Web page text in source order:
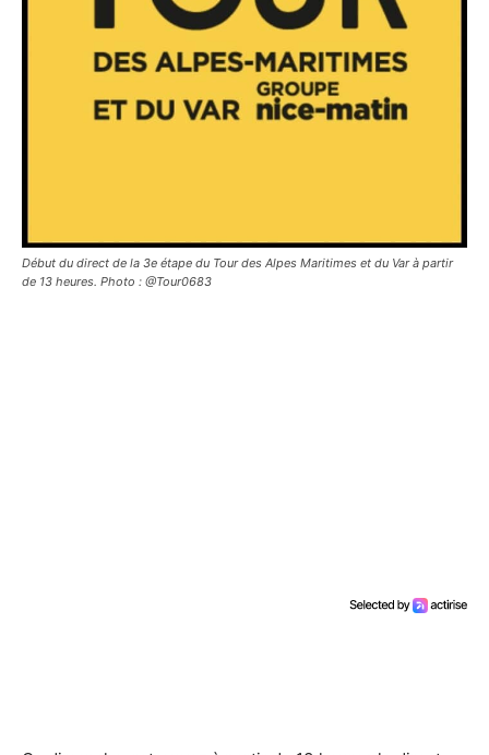
Début du direct de la 3e étape du Tour des Alpes Maritimes et du Var à partir
de 13 heures. Photo : @Tour0683